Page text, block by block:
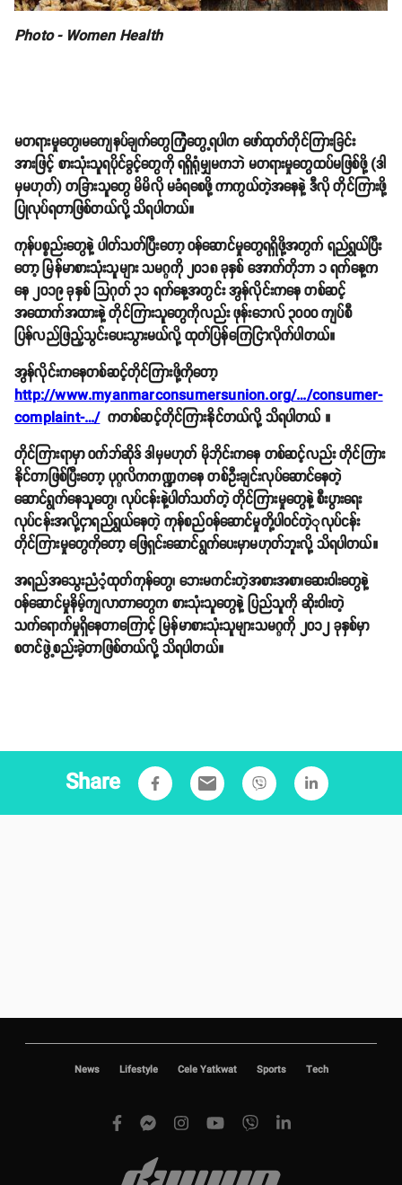
Photo - Women Health
မတရားမှုတွေ၊မကျေနပ်ချက်တွေကြုံတွေ့ရပါက ဖော်ထုတ်တိုင်ကြားခြင်း
အားဖြင့် စားသုံးသူရပိုင်ခွင့်တွေကို ရရှိရုံမျှမကဘဲ မတရားမှုတွေထပ်မဖြစ်ဖို့ (ဒါ
မှမဟုတ်) တခြားသူတွေ မိမိလို မခံရစေဖို့ ကာကွယ်တဲ့အနေနဲ့ ဒီလို တိုင်ကြားဖို့
ပြုလုပ်ရတာဖြစ်တယ်လို့ သိရပါတယ်။
ကုန်ပစ္စည်းတွေနဲ့ ပါတ်သတ်ပြီးတော့ ဝန်ဆောင်မှုတွေရရှိဖို့အတွက် ရည်ရွယ်ပြီး
တော့ မြန်မာစားသုံးသူများ သမဂ္ဂကို ၂၀၁၈ ခုနှစ် အောက်တိုဘာ ၁ ရက်နေ့က
နေ ၂၀၁၉ ခုနှစ် သြဂုတ် ၃၁ ရက်နေ့အတွင်း အွန်လိုင်းကနေ တစ်ဆင့်
အထောက်အထားနဲ့ တိုင်ကြားသူတွေကိုလည်း ဖုန်းဘေလ် ၃၀၀၀ ကျပ်စီ
ပြန်လည်ဖြည့်သွင်းပေးသွားမယ်လို့ ထုတ်ပြန်ကြေငြာလိုက်ပါတယ်။
အွန်လိုင်းကနေတစ်ဆင့်တိုင်ကြားဖို့ကိုတော့
http://www.myanmarconsumersunion.org/…/consumer-
complaint-…/ကတစ်ဆင့်တိုင်ကြားနိုင်တယ်လို့ သိရပါတယ် ။
တိုင်ကြားရာမှာ ဝက်ဘ်ဆိုဒ် ဒါမှမဟုတ် မိုဘိုင်းကနေ တစ်ဆင့်လည်း တိုင်ကြား
နိုင်တာဖြစ်ပြီးတော့ ပုဂ္ဂလိကကဏ္ဍကနေ တစ်ဦးချင်းလုပ်ဆောင်နေတဲ့
ဆောင်ရွက်နေသူတွေ၊ လုပ်ငန်းနဲ့ပါတ်သတ်တဲ့ တိုင်ကြားမှုတွေနဲ့ စီးပွားရေး
လုပ်ငန်းအလို့ငှာရည်ရွယ်နေတဲ့ ကုန်စည်ဝန်ဆောင်မှုတို့ပါဝင်တဲ့ုလုပ်ငန်း
တိုင်ကြားမှုတွေကိုတော့ ဖြေရှင်းဆောင်ရွက်ပေးမှာမဟုတ်ဘူးလို့ သိရပါတယ်။
အရည်အသွေးညံံ့ထုတ်ကုန်တွေ၊ ဘေးမကင်းတဲ့အစားအစာ၊ဆေးဝါးတွေနဲ့
ဝန်ဆောင်မှုနိမ့်ကျလာတာတွေက စားသုံးသူတွေနဲ့ ပြည်သူကို ဆိုးဝါးတဲ့
သက်ရောက်မှုရှိနေတာကြောင့် မြန်မာစားသုံးသူများသမဂ္ဂကို ၂၀၁၂ ခုနှစ်မှာ
စတင်ဖွဲ့စည်းခဲ့တာဖြစ်တယ်လို့ သိရပါတယ်။
Share email
News Lifestyle Cele Yatkwat Sports Tech